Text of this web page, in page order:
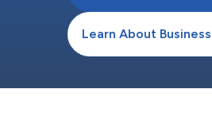
Learn About